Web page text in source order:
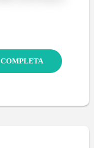
MOSTRAR SOLUÇÃO COMPLETA